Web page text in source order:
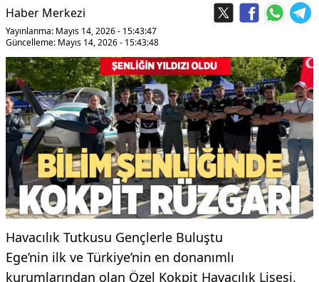
Haber Merkezi
Yayınlanma: Mayıs 14, 2026 - 15:43:47
Güncelleme: Mayıs 14, 2026 - 15:43:48
Havacılık Tutkusu Gençlerle Buluştu
Ege’nin ilk ve Türkiye’nin en donanımlı
kurumlarından olan Özel Kokpit Havacılık Lisesi,